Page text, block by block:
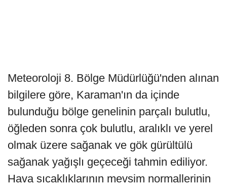
Meteoroloji 8. Bölge Müdürlüğü'nden alınan
bilgilere göre, Karaman'ın da içinde
bulunduğu bölge genelinin parçalı bulutlu,
öğleden sonra çok bulutlu, aralıklı ve yerel
olmak üzere sağanak ve gök gürültülü
sağanak yağışlı geçeceği tahmin ediliyor.
Hava sıcaklıklarının mevsim normallerinin